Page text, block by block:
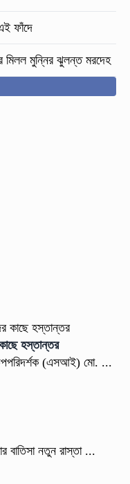
ফাঁদে
মিলল মুন্নির ঝুলন্ত মরদেহ
হস্তান্তর
(এসআই) মো. ...
বাতিসা নতুন রাস্তা ...